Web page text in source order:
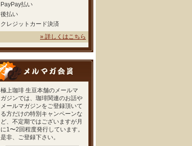
PayPay払い
後払い
クレジットカード決済
» 詳しくはこちら
極上珈琲 生豆本舗のメールマ
ガジンでは、珈琲関連のお話や
メールマガジンをご登録頂いて
る方だけの特別キャンペーンな
ど、不定期ではございますが月
に1〜2回程度発行しています。
是非、ご登録下さい。